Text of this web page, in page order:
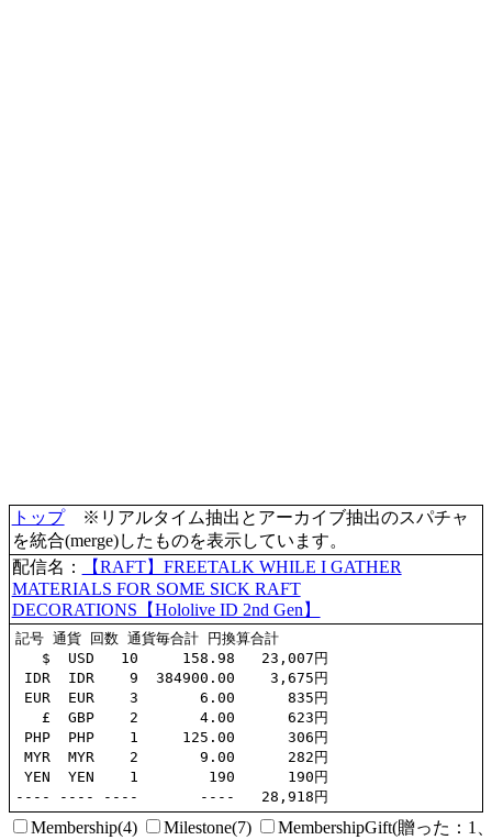
トップ※リアルタイム抽出とアーカイブ抽出のスパチャ
を統合(merge)したものを表示しています。
配信名：
【RAFT】FREETALK WHILE I GATHER
MATERIALS FOR SOME SICK RAFT
DECORATIONS【Hololive ID 2nd Gen】
記号 通貨 回数 通貨毎合計 円換算合計
   $  USD   10     158.98   23,007円
IDR  IDR    9  384900.00    3,675円
EUR  EUR    3       6.00      835円
   £  GBP    2       4.00      623円
PHP  PHP    1     125.00      306円
MYR  MYR    2       9.00      282円
YEN  YEN    1        190      190円
Membership(4) Milestone(7)
MembershipGift(贈った：1